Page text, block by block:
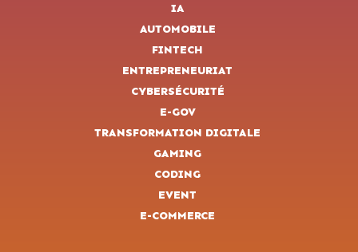
IA
AUTOMOBILE
FINTECH
ENTREPRENEURIAT
CYBERSÉCURITÉ
E-GOV
TRANSFORMATION DIGITALE
GAMING
CODING
EVENT
E-COMMERCE